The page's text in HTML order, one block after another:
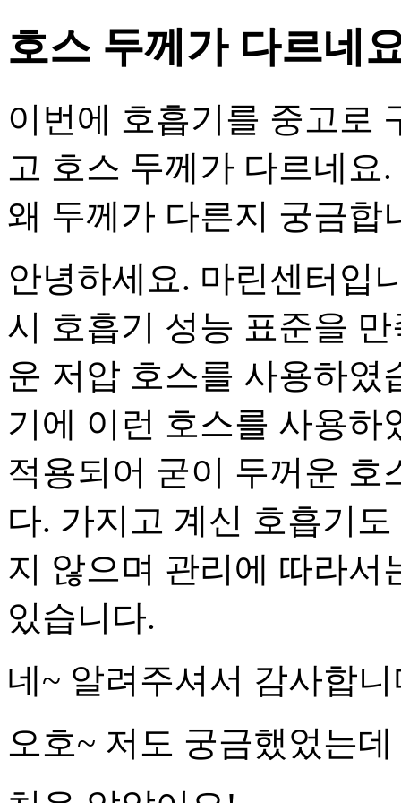
호스 두께가 다르네
이번에 호흡기를 중고로
고 호스 두께가 다르네요
왜 두께가 다른지 궁금합
안녕하세요. 마린센터입
시 호흡기 성능 표준을
운 저압 호스를 사용하였
기에 이런 호스를 사용하
적용되어 굳이 두꺼운 호
다. 가지고 계신 호흡기
지 않으며 관리에 따라서
있습니다.
네~ 알려주셔서 감사합니
오호~ 저도 궁금했었는